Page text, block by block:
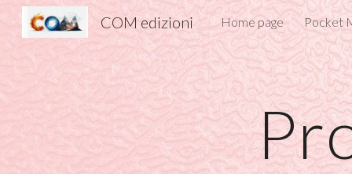
COM edizioni Home page Pocket